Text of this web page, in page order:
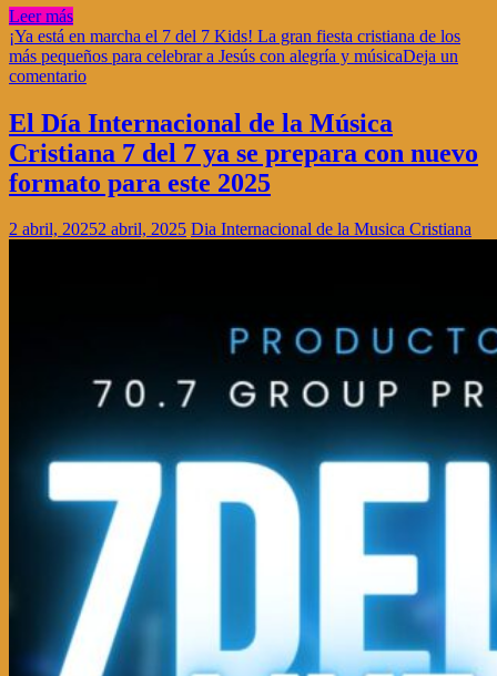
Leer más
¡Ya está en marcha el 7 del 7 Kids! La gran fiesta cristiana de los
más pequeños para celebrar a Jesús con alegría y músicaDeja un
comentario
El Día Internacional de la Música
Cristiana 7 del 7 ya se prepara con nuevo
formato para este 2025
2 abril, 20252 abril, 2025 Dia Internacional de la Musica Cristiana